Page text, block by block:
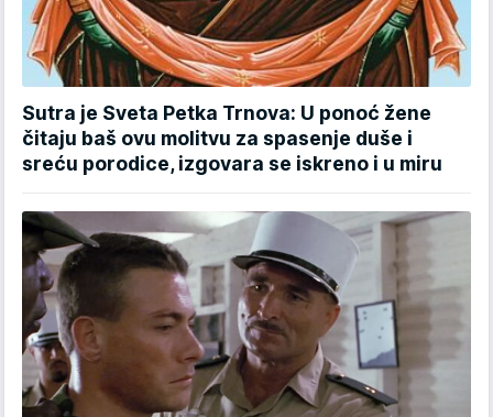
Sutra je Sveta Petka Trnova: U ponoć žene
čitaju baš ovu molitvu za spasenje duše i
sreću porodice, izgovara se iskreno i u miru